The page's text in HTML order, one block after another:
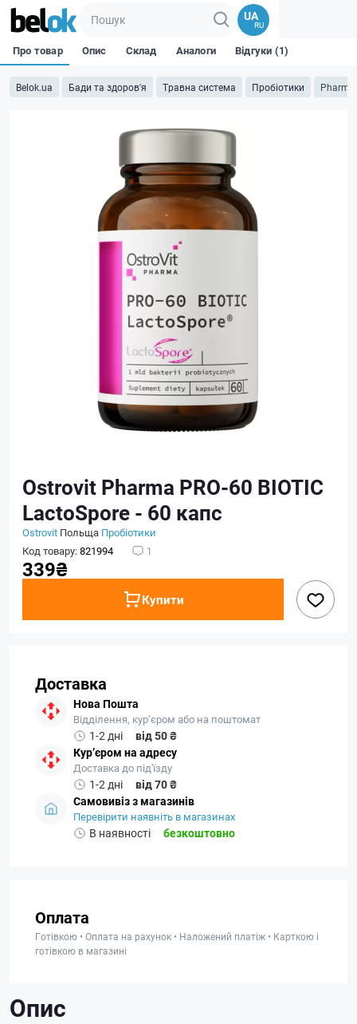
UA
RU
Belok.ua Бади та здоров'я Травна система Пробіотики Pharma
Про товар Опис Склад Аналоги Відгуки (1)
Ostrovit Pharma PRO-60 BIOTIC
LactoSpore - 60 капс
Ostrovit Польща Пробіотики
Код товару:821994 1
339₴
Купити
Доставка
Нова Пошта
Відділення, кур’єром або на поштомат
1-2 дні
від 50 ₴
Кур’єром на адресу
Доставка до під'їзду
1-2 дні
від 70 ₴
Самовивіз з магазинів
Перевірити наявніть в магазинах
В наявності безкоштовно
Оплата
Готівкою • Оплата на рахунок • Наложений платіж • Карткою і
готівкою в магазині
Опис